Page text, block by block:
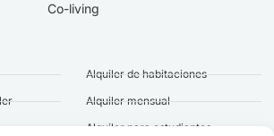
Co-living
Alquiler de habitaciones
Alquiler mensual
Alquiler para estudiantes